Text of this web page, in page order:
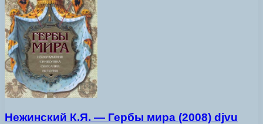
Нежинский К.Я. — Гербы мира (2008) djvu